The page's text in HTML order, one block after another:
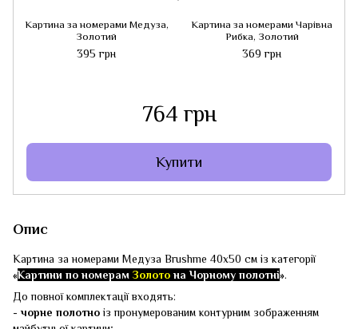
Картина за номерами Медуза,
Золотий
395 грн
Картина за номерами Чарівна
Рибка, Золотий
369 грн
764 грн
Купити
Опис
Картина за номерами Медуза Brushme 40x50 см із категорії
«Картини по номерам Золото на Чорному полотні».
До повної комплектації входять:
- чорне полотно із пронумерованим контурним зображенням